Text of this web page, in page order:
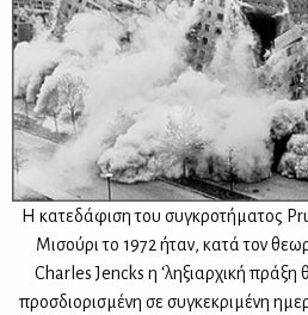
Η κα­τε­δά­φι­ση του συ­γκρο­τή­μα­τος
Μι­σού­ρι το 1972 ήταν, κα­τά τον
Charles Jencks η ‘λη­ξιαρ­χι­κή πρά­ξη
προσ­διο­ρι­σμέ­νη σε συ­γκε­κρι­μέ­νη